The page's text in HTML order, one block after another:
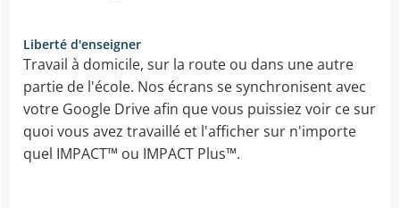
Liberté d'enseigner
Travail à domicile, sur la route ou dans une autre
partie de l'école. Nos écrans se synchronisent avec
votre Google Drive afin que vous puissiez voir ce sur
quoi vous avez travaillé et l'afficher sur n'importe
quel IMPACT™ ou IMPACT Plus™.